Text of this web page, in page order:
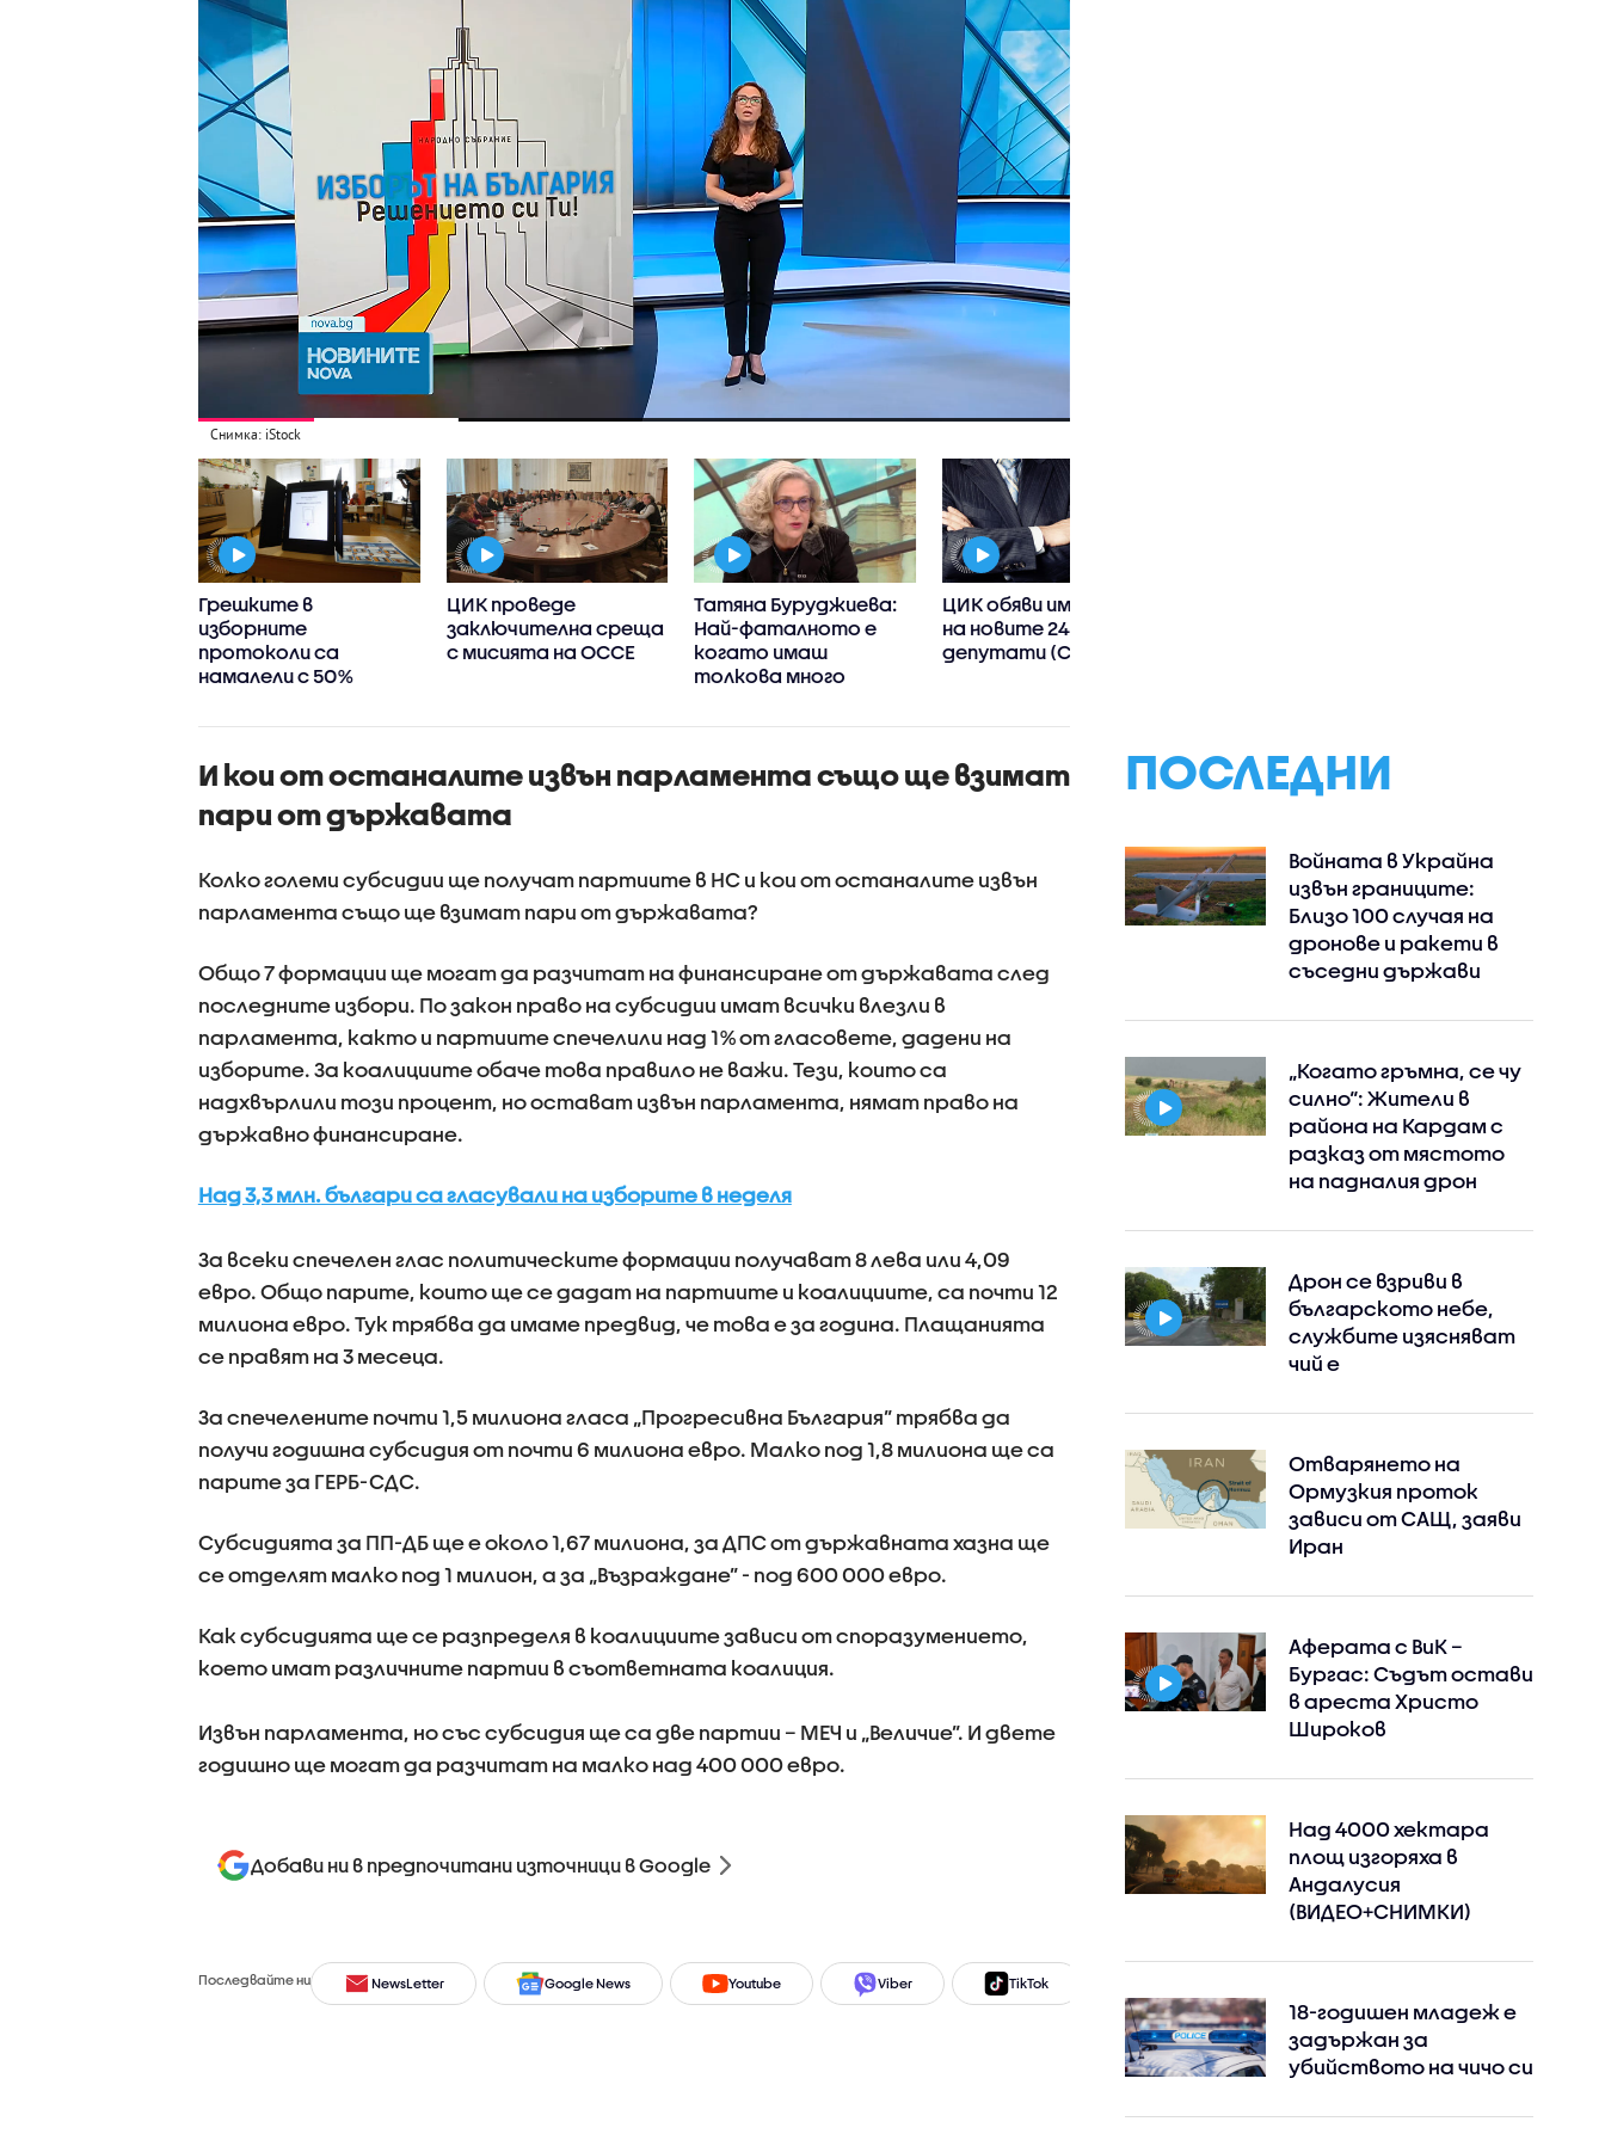
Снимка: iStock
Грешките в
изборните
протоколи са
намалели с 50%
ЦИК проведе
заключителна среща
с мисията на ОССЕ
Татяна Буруджиева:
Най-фаталното е
когато имаш
толкова много
нея
ЦИК обяви имената
на новите 240
депутати (СПИСЪК)
И кои от останалите извън парламента също ще взимат
пари от държавата
Колко големи субсидии ще получат партиите в НС и кои от останалите извън
парламента също ще взимат пари от държавата?
Общо 7 формации ще могат да разчитат на финансиране от държавата след
последните избори. По закон право на субсидии имат всички влезли в
парламента, както и партиите спечелили над 1% от гласовете, дадени на
изборите. За коалициите обаче това правило не важи. Тези, които са
надхвърлили този процент, но остават извън парламента, нямат право на
държавно финансиране.
Над 3,3 млн. българи са гласували на изборите в неделя
За всеки спечелен глас политическите формации получават 8 лева или 4,09
евро. Общо парите, които ще се дадат на партиите и коалициите, са почти 12
милиона евро. Тук трябва да имаме предвид, че това е за година. Плащанията
се правят на 3 месеца.
За спечелените почти 1,5 милиона гласа „Прогресивна България” трябва да
получи годишна субсидия от почти 6 милиона евро. Малко под 1,8 милиона ще са
парите за ГЕРБ-СДС.
Субсидията за ПП-ДБ ще е около 1,67 милиона, за ДПС от държавната хазна ще
се отделят малко под 1 милион, а за „Възраждане” - под 600 000 евро.
Как субсидията ще се разпределя в коалициите зависи от споразумението,
което имат различните партии в съответната коалиция.
Извън парламента, но със субсидия ще са две партии – МЕЧ и „Величие”. И двете
годишно ще могат да разчитат на малко над 400 000 евро.
Добави ни в предпочитани източници в Google
Последвайте ни NewsLetter Google News Youtube Viber TikTok
ПОСЛЕДНИ
Войната в Украйна
извън границите:
Близо 100 случая на
дронове и ракети в
съседни държави
„Когато гръмна, се чу
силно“: Жители в
района на Кардам с
разказ от мястото
на падналия дрон
Дрон се взриви в
българското небе,
службите изясняват
чий е
Отварянето на
Ормузкия проток
зависи от САЩ, заяви
Иран
Аферата с ВиК –
Бургас: Съдът остави
в ареста Христо
Широков
Над 4000 хектара
площ изгоряха в
Андалусия
(ВИДЕО+СНИМКИ)
18-годишен младеж е
задържан за
убийството на чичо си